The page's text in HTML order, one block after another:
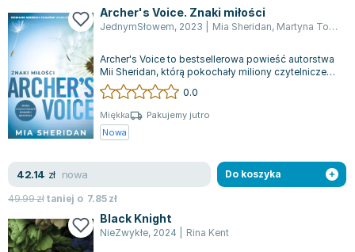
Archer's Voice. Znaki miłości
JednymSłowem, 2023 Mia Sheridan, Martyna Tomczak
Archer's Voice to bestsellerowa powieść autorstwa
Mii Sheridan, którą pokochały miliony czytelniczek
na całym świecie. Jest to his...
0.0
Miękka
Pakujemy jutro
Nowa
42.14 zł nowa
49.99złtaniej o 7.85zł
Do koszyka
Black Knight
NieZwykłe, 2024 Rina Kent